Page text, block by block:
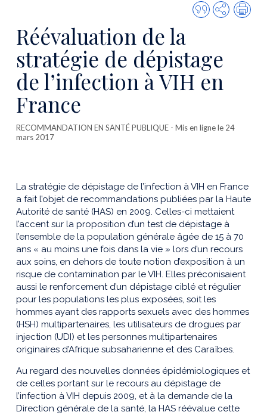
Citer
cette
Partager
Réévaluation de la
stratégie de dépistage
de l’infection à VIH en
France
RECOMMANDATION EN SANTÉ PUBLIQUE - Mis en ligne le 24
mars 2017
La stratégie de dépistage de l’infection à VIH en France
a fait l’objet de recommandations publiées par la Haute
Autorité de santé (HAS) en 2009. Celles-ci mettaient
l’accent sur la proposition d’un test de dépistage à
l’ensemble de la population générale âgée de 15 à 70
ans « au moins une fois dans la vie » lors d’un recours
aux soins, en dehors de toute notion d’exposition à un
risque de contamination par le VIH. Elles préconisaient
aussi le renforcement d’un dépistage ciblé et régulier
pour les populations les plus exposées, soit les
hommes ayant des rapports sexuels avec des hommes
(HSH) multipartenaires, les utilisateurs de drogues par
injection (UDI) et les personnes multipartenaires
originaires d’Afrique subsaharienne et des Caraïbes.
Au regard des nouvelles données épidémiologiques et
de celles portant sur le recours au dépistage de
l’infection à VIH depuis 2009, et à la demande de la
Direction générale de la santé, la HAS réévalue cette